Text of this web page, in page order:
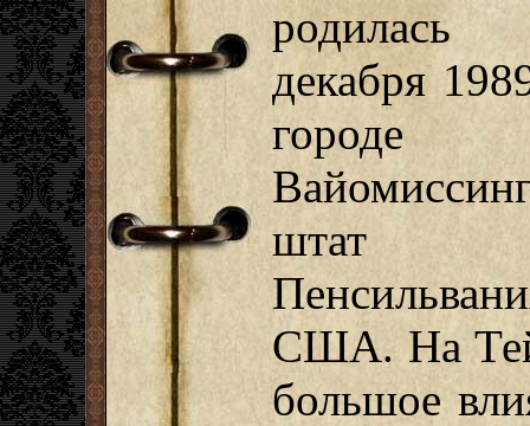
декабря
городе
штат
США. На
большое